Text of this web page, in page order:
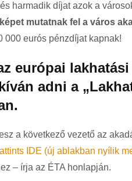
harmadik díjat azok a
mutatnak fel a város
000 eurós pénzdíjat kapnak!
európai
adni a
a következő vezető az
IDE (új ablakban nyílik
– írja az ÉTA honlapján.